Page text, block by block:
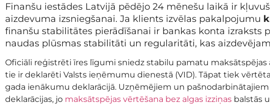
Finanšu iestādes Latvijā pēdējo 24 mēnešu laikā ir
aizdevuma izsniegšanai. Ja klients izvēlas pakalpojumu
finanšu stabilitātes pierādīšanai ir bankas konta izraksts
naudas plūsmas stabilitāti un regularitāti, kas
Oficiāli reģistrēti īres līgumi sniedz stabilu pamatu maksātspējas
tie ir deklarēti Valsts ieņēmumu dienestā (VID). Tāpat tiek
gada ienākumu deklarācijā. Uzņēmējiem un
deklarācijas, jo maksātspējas vērtēšana bez algas izziņas balstās